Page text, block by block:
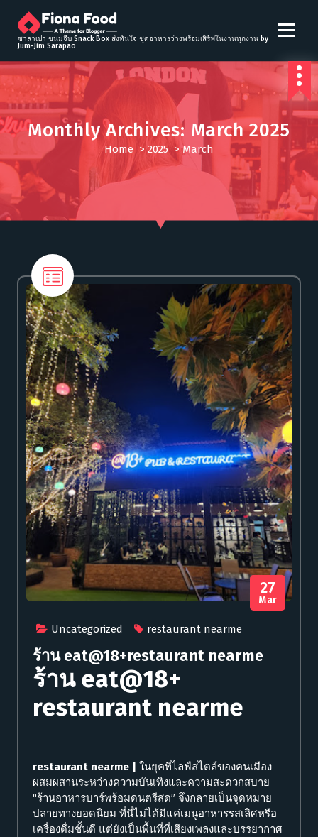
t
o
c
o
n
e
t
ซาลาเปา ขนมจีบ Snack Box ส่งทันใจ ชุดอาหารว่างพร้อมเสิร์ฟในงานทุกงาน by
Jum-Jim Sarapao
Monthly Archives: March 2025
Home >2025 >March
Uncategorized restaurant nearme
27
Mar
ร้าน eat@18+restaurant nearme
ร้าน eat@18+
restaurant nearme
restaurant nearme | ในยุคที่ไลฟ์สไตล์ของคนเมือง
ผสมผสานระหว่างความบันเทิงและความสะดวกสบาย
“ร้านอาหารบาร์พร้อมดนตรีสด” จึงกลายเป็นจุดหมาย
ปลายทางยอดนิยม ที่นี่ไม่ได้มีแค่เมนูอาหารรสเลิศหรือ
เครื่องดื่มชั้นดี แต่ยังเป็นพื้นที่ที่เสียงเพลงและบรรยากาศ